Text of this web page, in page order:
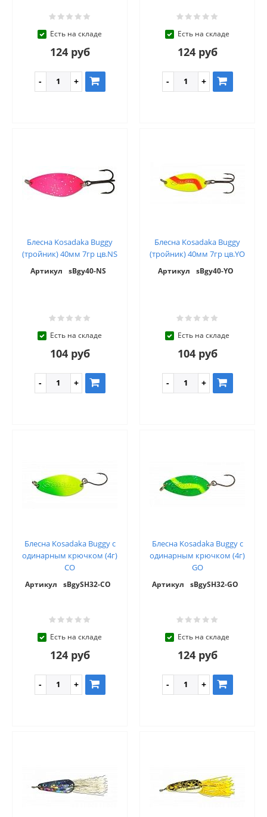
Есть на складе
124 руб
Есть на складе
124 руб
Блесна Kosadaka Buggy
(тройник) 40мм 7гр цв.NS
Артикул sBgy40-NS
Есть на складе
104 руб
Блесна Kosadaka Buggy
(тройник) 40мм 7гр цв.YO
Артикул sBgy40-YO
Есть на складе
104 руб
Блесна Kosadaka Buggy с
одинарным крючком (4г)
CO
Артикул sBgySH32-CO
Есть на складе
124 руб
Блесна Kosadaka Buggy с
одинарным крючком (4г)
GO
Артикул sBgySH32-GO
Есть на складе
124 руб